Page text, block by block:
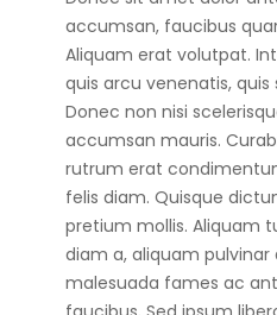
accumsan, faucibus
Aliquam erat volutpat.
quis arcu venenatis,
Donec non nisi
accumsan mauris.
rutrum erat
felis diam. Quisque
pretium mollis. Aliquam
diam a, aliquam
malesuada fames ac